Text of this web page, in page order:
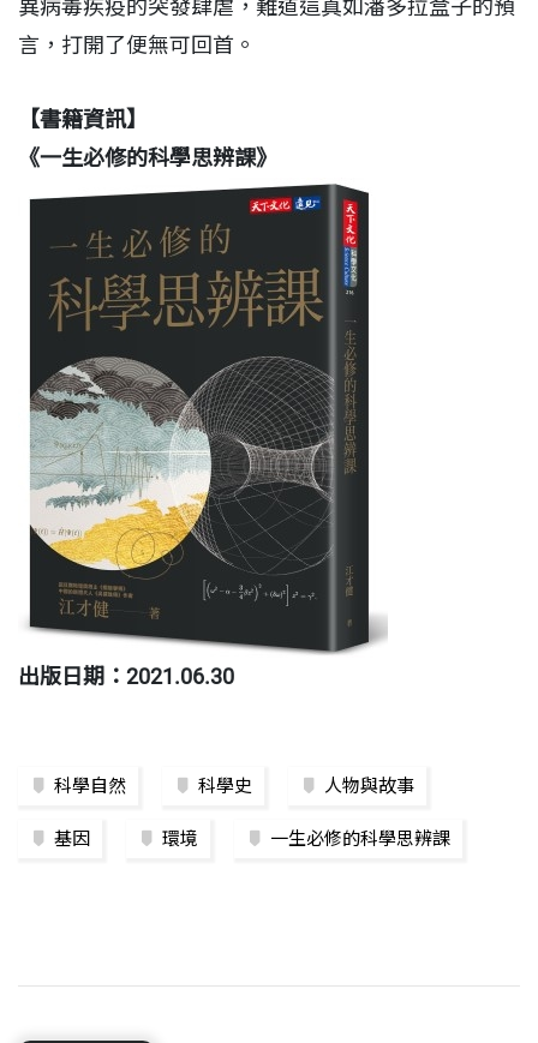
異病毒疾疫的突發肆虐，難道這真如潘多拉盒子的預
言，打開了便無可回首。
【書籍資訊】
《一生必修的科學思辨課》
出版日期：2021.06.30
科學自然 科學史 人物與故事
基因 環境 一生必修的科學思辨課